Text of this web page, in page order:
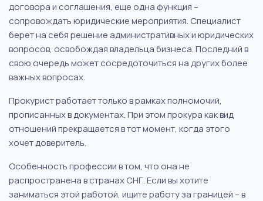
договора и соглашения, еще одна функция –
сопровождать юридические мероприятия. Специалист
берет на себя решение административных и юридических
вопросов, освобождая владельца бизнеса. Последний в
свою очередь может сосредоточиться на других более
важных вопросах.
Прокурист работает только в рамках полномочий,
прописанных в документах. При этом прокура как вид
отношений прекращается в тот момент, когда этого
хочет доверитель.
Особенность профессии в том, что она не
распространена в странах СНГ. Если вы хотите
заниматься этой работой, ищите работу за границей – в